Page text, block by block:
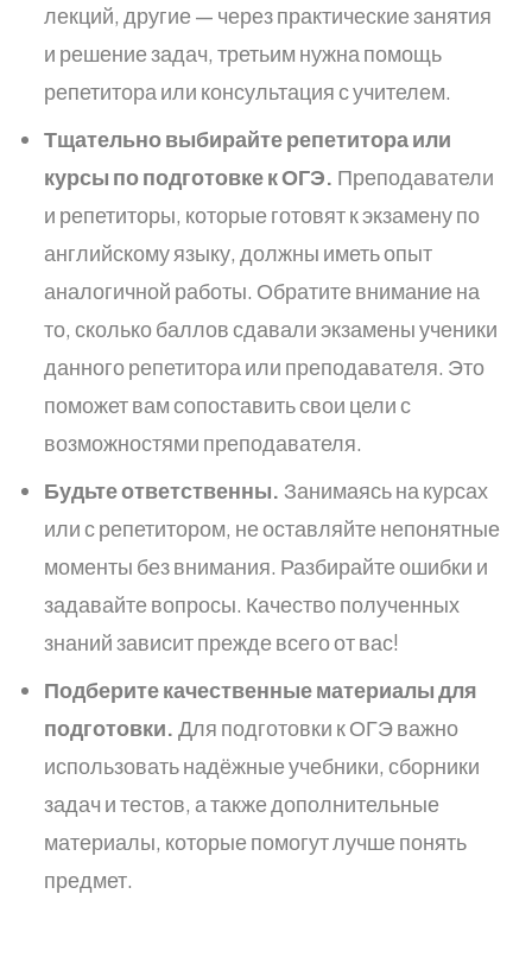
лекций, другие — через практические занятия
и решение задач, третьим нужна помощь
репетитора или консультация с учителем.
Тщательно выбирайте репетитора или
курсы по подготовке к ОГЭ. Преподаватели
и репетиторы, которые готовят к экзамену по
английскому языку, должны иметь опыт
аналогичной работы. Обратите внимание на
то, сколько баллов сдавали экзамены ученики
данного репетитора или преподавателя. Это
поможет вам сопоставить свои цели с
возможностями преподавателя.
Будьте ответственны. Занимаясь на курсах
или с репетитором, не оставляйте непонятные
моменты без внимания. Разбирайте ошибки и
задавайте вопросы. Качество полученных
знаний зависит прежде всего от вас!
Подберите качественные материалы для
подготовки. Для подготовки к ОГЭ важно
использовать надёжные учебники, сборники
задач и тестов, а также дополнительные
материалы, которые помогут лучше понять
предмет.